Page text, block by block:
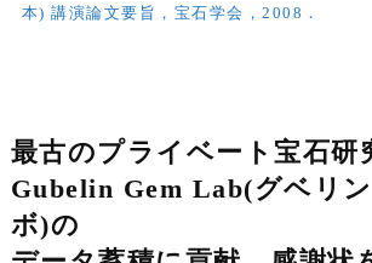
本) 講演論文要旨，宝石学会，2008．
最古のプライベート宝石研
Gubelin Gem Lab(グベリ
ボ)の